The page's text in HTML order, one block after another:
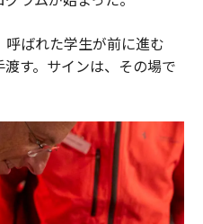
ばれた学生が前に進む
す。サインは、その場で